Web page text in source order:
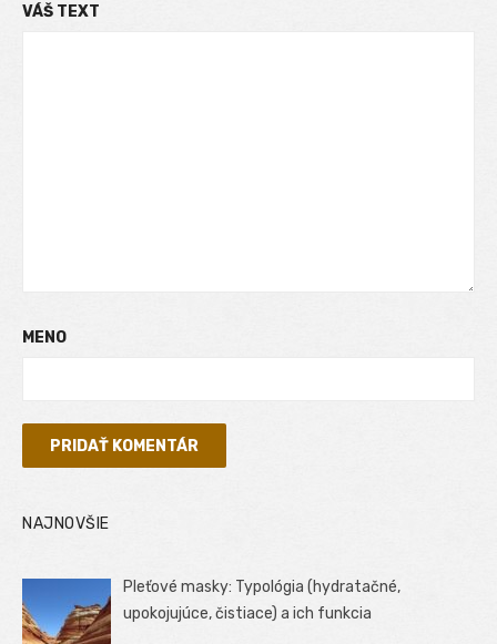
VÁŠ TEXT
MENO
NAJNOVŠIE
Pleťové masky: Typológia (hydratačné,
upokojujúce, čistiace) a ich funkcia